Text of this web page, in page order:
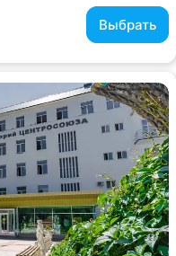
Выбрать